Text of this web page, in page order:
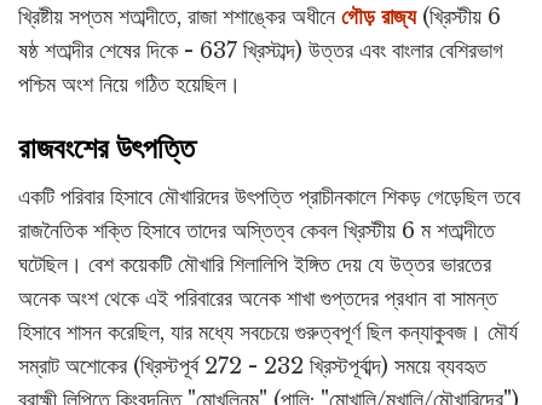
খ্রিষ্টীয় সপ্তম শতাব্দীতে, রাজা শশাঙ্কের অধীনে গৌড় রাজ্য(খ্রিস্টীয় 6
ষষ্ঠ শতাব্দীর শেষের দিকে - 637 খ্রিস্টাব্দ) উত্তর এবং বাংলার বেশিরভাগ
পশ্চিম অংশ নিয়ে গঠিত হয়েছিল।
রাজবংশের উৎপত্তি
একটি পরিবার হিসাবে মৌখারিদের উৎপত্তি প্রাচীনকালে শিকড় গেড়েছিল তবে
রাজনৈতিক শক্তি হিসাবে তাদের অস্তিত্ব কেবল খ্রিস্টীয় 6 ম শতাব্দীতে
ঘটেছিল। বেশ কয়েকটি মৌখারি শিলালিপি ইঙ্গিত দেয় যে উত্তর ভারতের
অনেক অংশ থেকে এই পরিবারের অনেক শাখা গুপ্তদের প্রধান বা সামন্ত
হিসাবে শাসন করেছিল, যার মধ্যে সবচেয়ে গুরুত্বপূর্ণ ছিল কন্যাকুবজ। মৌর্য
সম্রাট অশোকের (খ্রিস্টপূর্ব 272 - 232 খ্রিস্টপূর্বাব্দ) সময়ে ব্যবহৃত